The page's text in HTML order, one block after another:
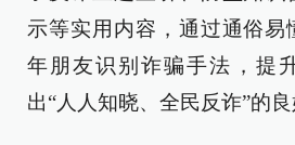
示等实用内容，通过通俗易
年朋友识别诈骗手法，提
出“人人知晓、全民反诈”的良